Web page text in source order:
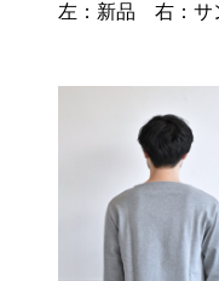
左：新品 右：サ